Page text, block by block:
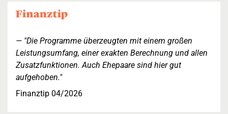
"Die Programme überzeugten mit einem großen
Leistungsumfang, einer exakten Berechnung und allen
Zusatzfunktionen. Auch Ehepaare sind hier gut
aufgehoben."
Finanztip 04/2026